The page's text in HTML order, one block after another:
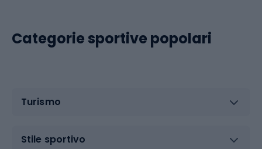
Categorie sportive popolari
Turismo
Stile sportivo